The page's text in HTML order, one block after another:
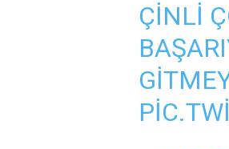
ÇINLI